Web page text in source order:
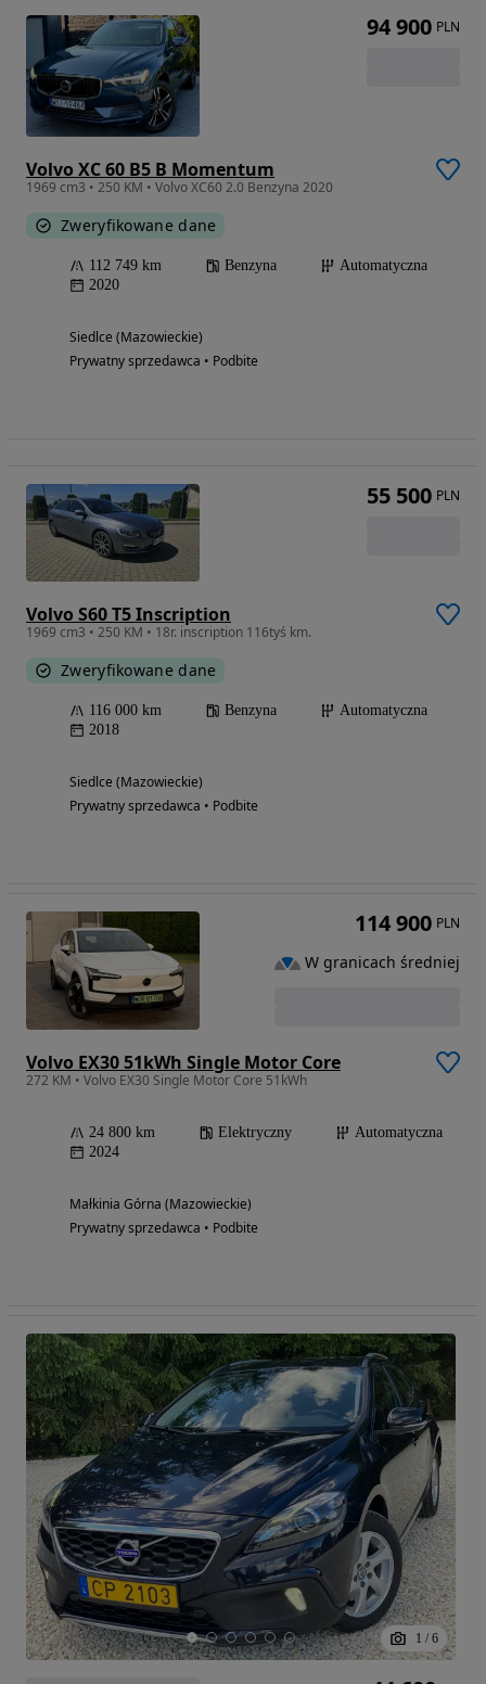
Volvo XC 60 B5 B Momentum
1969 cm3 • 250 KM • Volvo XC60 2.0 Benzyna 2020
Zweryfikowane dane
112 749 km Benzyna
Automatyczna
2020
Siedlce (Mazowieckie)
Prywatny sprzedawca • Podbite
94 900 PLN
Volvo S60 T5 Inscription
1969 cm3 • 250 KM • 18r. inscription 116tyś km.
Zweryfikowane dane
116 000 km Benzyna
Automatyczna
2018
Siedlce (Mazowieckie)
Prywatny sprzedawca • Podbite
55 500 PLN
Volvo EX30 51kWh Single Motor Core
272 KM • Volvo EX30 Single Motor Core 51kWh
24 800 km Elektryczny
Automatyczna
2024
Małkinia Górna (Mazowieckie)
Prywatny sprzedawca • Podbite
114 900 PLN
W granicach średniej
1 / 6